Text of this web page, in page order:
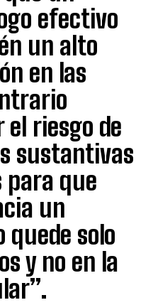
efectivo
un alto
en las
el riesgo de
sustantivas
que
un
quede solo
y no en la